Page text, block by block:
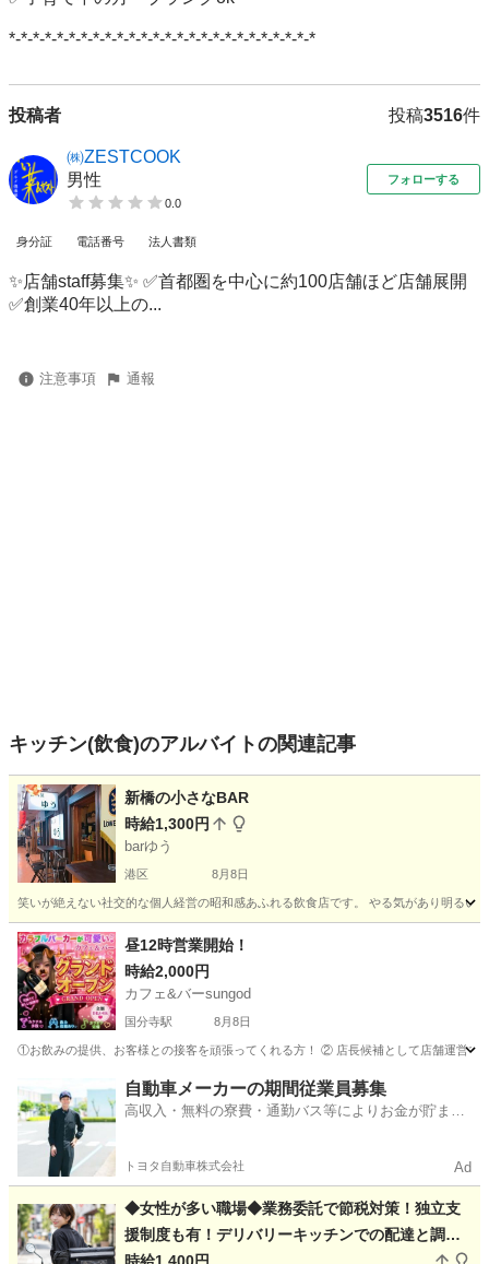
*-*-*-*-*-*-*-*-*-*-*-*-*-*-*-*-*-*-*-*-*-*-*-*-*-*
投稿者 投稿3516件
㈱ZESTCOOK
男性
0.0
フォローする
身分証 電話番号 法人書類
✨店舗staff募集✨ ✅首都圏を中心に約100店舗ほど店舗展開
✅創業40年以上の...
注意事項 通報
キッチン(飲食)のアルバイトの関連記事
新橋の小さなBAR
時給1,300円
barゆう
港区 8月8日
笑いが絶えない社交的な個人経営の昭和感あふれる飲食店です。 やる気があり明る
東京 港区 その他 BAR
昼12時営業開始！
時給2,000円
カフェ&バーsungod
国分寺駅 8月8日
①お飲みの提供、お客様との接客を頑張ってくれる方！ ② 店長候補として店舗運営
国分寺駅 バーテンダー 時給
自動車メーカーの期間従業員募集
高収入・無料の寮費・通勤バス等によりお金が貯まり
トヨタ自動車株式会社 Ad
◆女性が多い職場◆業務委託で節税対策！独立支
援制度も有！デリバリーキッチンでの配達と調理